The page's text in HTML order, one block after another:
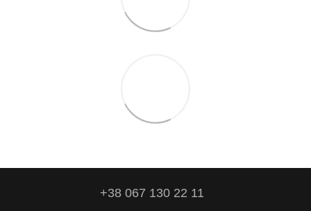
+38 067 130 22 11